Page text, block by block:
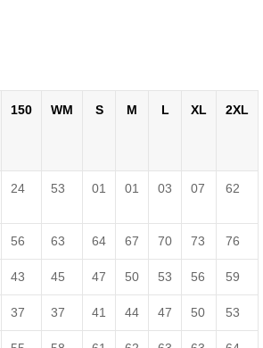
150 WM S M L XL 2XL
24 53 01 01 03 07 62
56 63 64 67 70 73 76
43 45 47 50 53 56 59
37 37 41 44 47 50 53